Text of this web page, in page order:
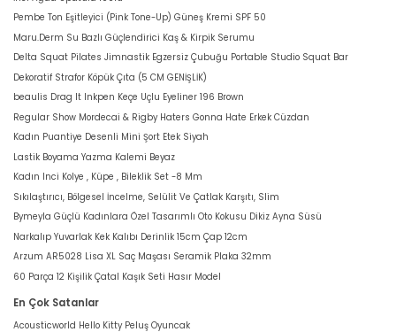
Pembe Ton Eşitleyici (Pink Tone-Up) Güneş Kremi SPF 50
Maru.Derm Su Bazlı Güçlendirici Kaş & Kirpik Serumu
Delta Squat Pilates Jimnastik Egzersiz Çubuğu Portable Studio Squat Bar
Dekoratif Strafor Köpük Çıta (5 CM GENİŞLİK)
beaulis Drag It Inkpen Keçe Uçlu Eyeliner 196 Brown
Regular Show Mordecai & Rigby Haters Gonna Hate Erkek Cüzdan
Kadın Puantiye Desenli Mini Şort Etek Siyah
Lastik Boyama Yazma Kalemi Beyaz
Kadın Inci Kolye , Küpe , Bileklik Set -8 Mm
Sıkılaştırıcı, Bölgesel İncelme, Selülit Ve Çatlak Karşıtı, Slim
Bymeyla Güçlü Kadınlara Özel Tasarımlı Oto Kokusu Dikiz Ayna Süsü
Narkalıp Yuvarlak Kek Kalıbı Derinlik 15cm Çap 12cm
Arzum AR5028 Lisa XL Saç Maşası Seramik Plaka 32mm
60 Parça 12 Kişilik Çatal Kaşık Seti Hasır Model
En Çok Satanlar
Acousticworld Hello Kitty Peluş Oyuncak